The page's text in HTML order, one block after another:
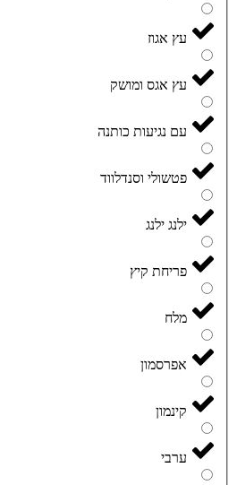
עץ אגוז
עץ אגס ומושק
עם נגיעות כותנה
פטשולי וסנדלווד
ילנג ילנג
פריחת קיץ
מלח
אפרסמון
קינמון
ערבי